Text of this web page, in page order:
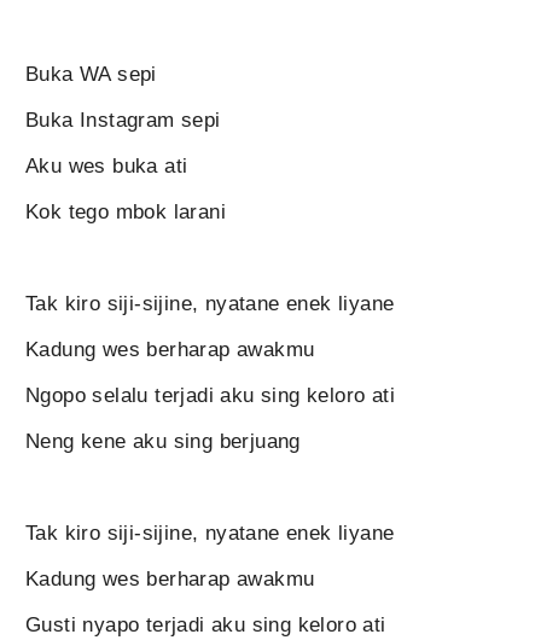
Buka WA sepi
Buka Instagram sepi
Aku wes buka ati
Kok tego mbok larani
Tak kiro siji-sijine, nyatane enek liyane
Kadung wes berharap awakmu
Ngopo selalu terjadi aku sing keloro ati
Neng kene aku sing berjuang
Tak kiro siji-sijine, nyatane enek liyane
Kadung wes berharap awakmu
Gusti nyapo terjadi aku sing keloro ati